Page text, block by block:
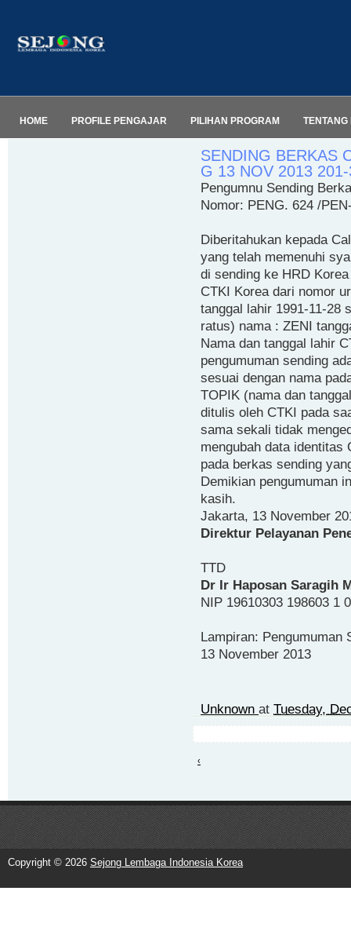
HOME PROFILE PENGAJAR PILIHAN PROGRAM TENTANG
SENDING BERKAS
G 13 NOV 2013
Pengumnu Sending
Nomor: PENG. 624 /
Diberitahukan kepada
yang telah memenuhi
di sending ke HRD
CTKI Korea dari nomor
tanggal lahir 1991-11-28
ratus) nama : ZENI
Nama dan tanggal lahir
pengumuman sending
sesuai dengan nama
TOPIK (nama dan
ditulis oleh CTKI pada
sama sekali tidak
mengubah data identitas
pada berkas sending
Demikian pengumuman
kasih.
Jakarta, 13 November
Direktur Pelayanan
TTD
Dr Ir Haposan Saragih
NIP 19610303 198603 1
Lampiran: Pengumuman
13 November 2013
Unknown at Tuesday,
‹
Copyright © 2026 Sejong Lembaga Indonesia Korea